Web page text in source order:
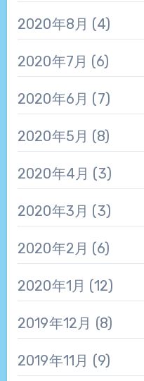
2020年8月 (4)
2020年7月 (6)
2020年6月 (7)
2020年5月 (8)
2020年4月 (3)
2020年3月 (3)
2020年2月 (6)
2020年1月 (12)
2019年12月 (8)
2019年11月 (9)